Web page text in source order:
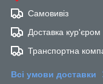
Самовивіз
Доставка кур'єром
Транспортна
Всі умови доставки